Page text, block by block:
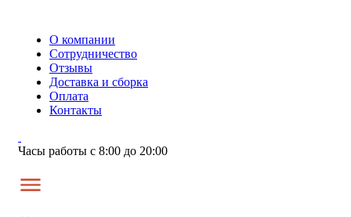
О компании
Сотрудничество
Отзывы
Доставка и сборка
Оплата
Контакты
Часы работы с 8:00 до 20:00